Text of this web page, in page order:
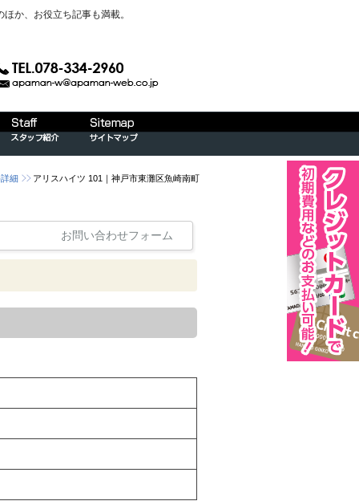
か、お役立ち記事も満載。
細
アリスハイツ 101｜神戸市東灘区魚崎南町
お問い合わせフォーム